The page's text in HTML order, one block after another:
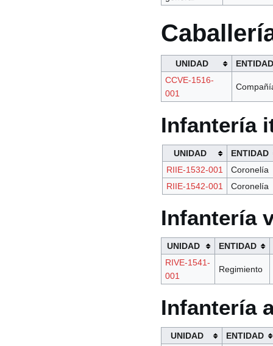
UNIDAD
ENTIDAD
CCVE-1516-
001
Infantería
UNIDAD
ENTIDAD
RIIE-1532-001
Coronelía
RIIE-1542-001
Coronelía
Infantería
UNIDAD
ENTIDAD
RIVE-1541-
001
Regimiento
Infantería
UNIDAD
ENTIDAD